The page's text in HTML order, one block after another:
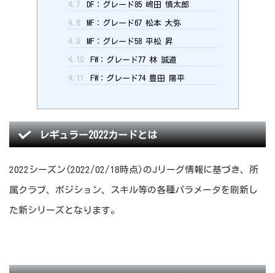
4.7 DF：グレード85 嶋田 慎太郎
4.8 MF：グレード67 松本 大弥
4.9 MF：グレード58 平松 昇
4.10 FW：グレード77 林 誠道
4.11 FW：グレード74 豊田 陽平
レギュラー2022カードとは
2022シーズン(2022/02/18時点)のJリーグ情報に基づき、所
属クラブ、ポジション、スキル等の各種パラメータを刷新し
た新シリーズとなります。